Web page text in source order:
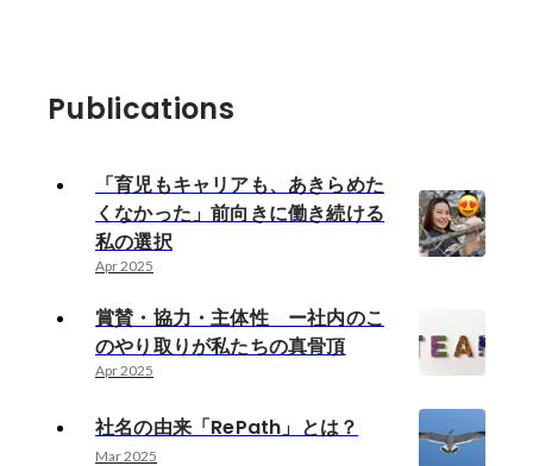
Publications
「育児もキャリアも、あきらめた
くなかった」前向きに働き続ける
私の選択
Apr 2025
賞賛・協力・主体性 ー社内のこ
のやり取りが私たちの真骨頂
Apr 2025
社名の由来「RePath」とは？
Mar 2025